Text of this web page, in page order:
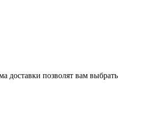
доставки позволят вам выбрать